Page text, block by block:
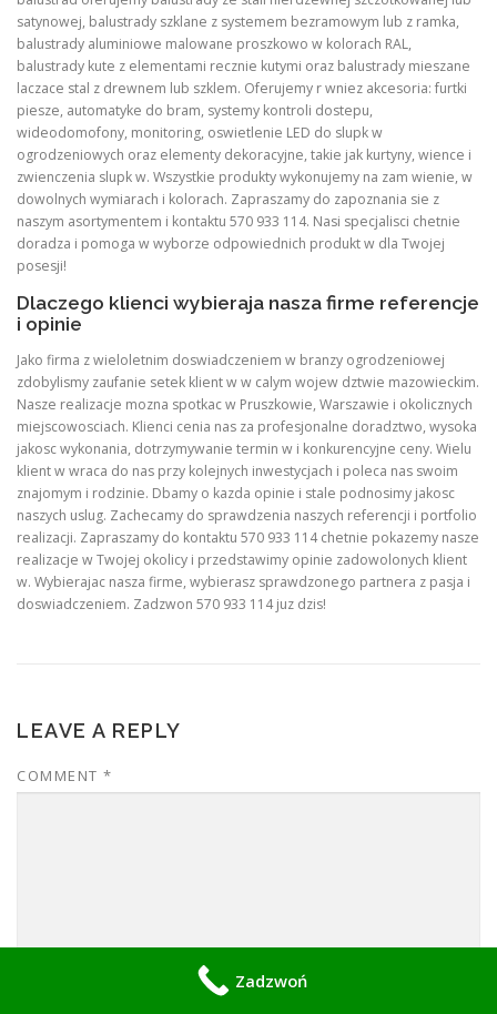
satynowej, balustrady szklane z systemem bezramowym lub z ramka,
balustrady aluminiowe malowane proszkowo w kolorach RAL,
balustrady kute z elementami recznie kutymi oraz balustrady mieszane
laczace stal z drewnem lub szklem. Oferujemy r wniez akcesoria: furtki
piesze, automatyke do bram, systemy kontroli dostepu,
wideodomofony, monitoring, oswietlenie LED do slupk w
ogrodzeniowych oraz elementy dekoracyjne, takie jak kurtyny, wience i
zwienczenia slupk w. Wszystkie produkty wykonujemy na zam wienie, w
dowolnych wymiarach i kolorach. Zapraszamy do zapoznania sie z
naszym asortymentem i kontaktu 570 933 114. Nasi specjalisci chetnie
doradza i pomoga w wyborze odpowiednich produkt w dla Twojej
posesji!
Dlaczego klienci wybieraja nasza firme referencje
i opinie
Jako firma z wieloletnim doswiadczeniem w branzy ogrodzeniowej
zdobylismy zaufanie setek klient w w calym wojew dztwie mazowieckim.
Nasze realizacje mozna spotkac w Pruszkowie, Warszawie i okolicznych
miejscowosciach. Klienci cenia nas za profesjonalne doradztwo, wysoka
jakosc wykonania, dotrzymywanie termin w i konkurencyjne ceny. Wielu
klient w wraca do nas przy kolejnych inwestycjach i poleca nas swoim
znajomym i rodzinie. Dbamy o kazda opinie i stale podnosimy jakosc
naszych uslug. Zachecamy do sprawdzenia naszych referencji i portfolio
realizacji. Zapraszamy do kontaktu 570 933 114 chetnie pokazemy nasze
realizacje w Twojej okolicy i przedstawimy opinie zadowolonych klient
w. Wybierajac nasza firme, wybierasz sprawdzonego partnera z pasja i
doswiadczeniem. Zadzwon 570 933 114 juz dzis!
LEAVE A REPLY
COMMENT *
Zadzwoń